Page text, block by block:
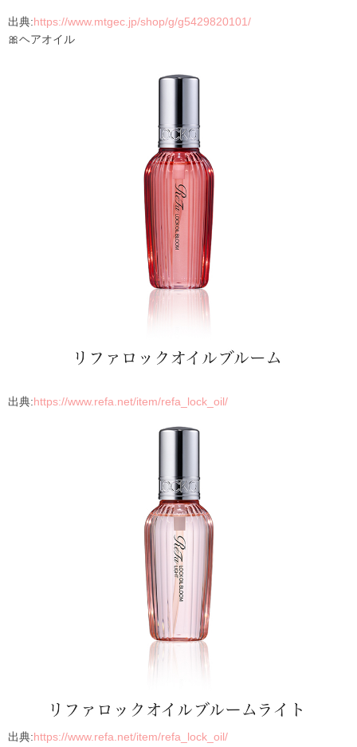
出典:https://www.mtgec.jp/shop/g/g5429820101/
🎀ヘアオイル
出典:https://www.refa.net/item/refa_lock_oil/
出典:https://www.refa.net/item/refa_lock_oil/